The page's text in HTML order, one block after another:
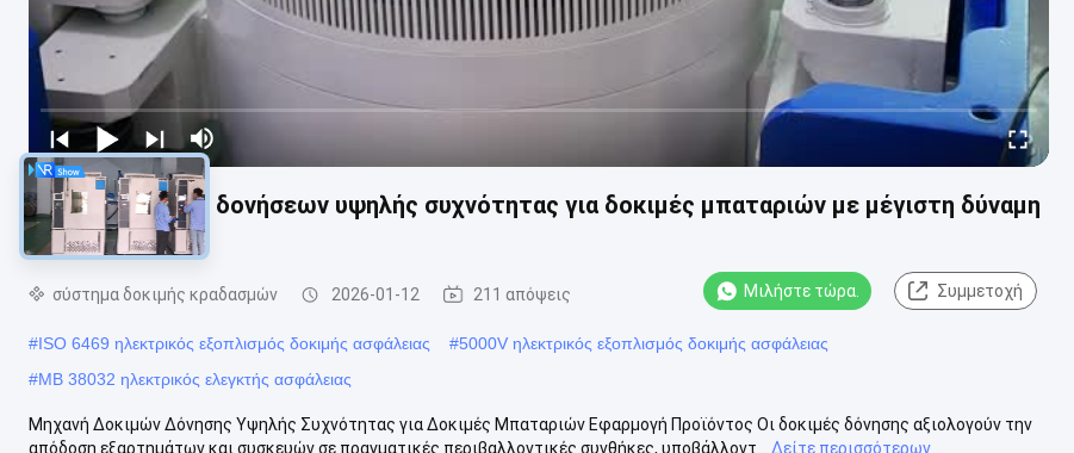
Μηχανή δοκιμής δονήσεων υψηλής συχνότητας για δοκιμές μπαταριών με μέγιστη δύναμη
5000 kg
σύστημα δοκιμής κραδασμών 2026-01-12 211 απόψεις Μιλήστε τώρα. Συμμετοχή
#ISO 6469 ηλεκτρικός εξοπλισμός δοκιμής ασφάλειας #5000V ηλεκτρικός εξοπλισμός δοκιμής ασφάλειας
#ΜΒ 38032 ηλεκτρικός ελεγκτής ασφάλειας
Μηχανή Δοκιμών Δόνησης Υψηλής Συχνότητας για Δοκιμές Μπαταριών Εφαρμογή Προϊόντος Οι δοκιμές δόνησης αξιολογούν την
απόδοση εξαρτημάτων και συσκευών σε πραγματικές περιβαλλοντικές συνθήκες, υποβάλλοντ...
Δείτε περισσότερων